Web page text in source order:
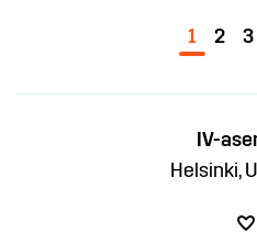
1 2 3
IV-
Helsinki,